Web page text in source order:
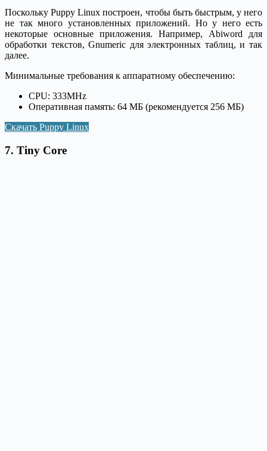
Поскольку Puppy Linux построен, чтобы быть быстрым, у него
не так много установленных приложений. Но у него есть
некоторые основные приложения. Например, Abiword для
обработки текстов, Gnumeric для электронных таблиц, и так
далее.
Минимальные требования к аппаратному обеспечению:
CPU: 333MHz
Оперативная память: 64 МБ (рекомендуется 256 МБ)
Скачать Puppy Linux
7. Tiny Core